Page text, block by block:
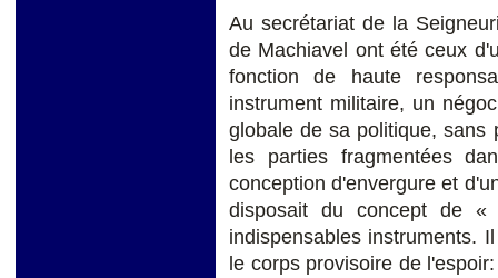
Au secrétariat de la
de Machiavel ont été ceux
fonction de haute
instrument militaire, un
globale de sa politique, sans
les parties fragmentées
conception d'envergure et
disposait du concept de
indispensables instruments.
le corps provisoire de